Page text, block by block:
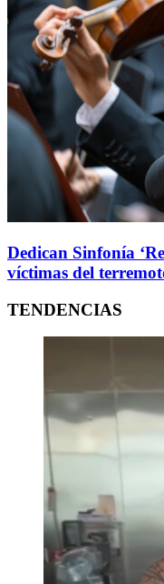
Dedican Sinfonía
víctimas del
TENDENCIAS